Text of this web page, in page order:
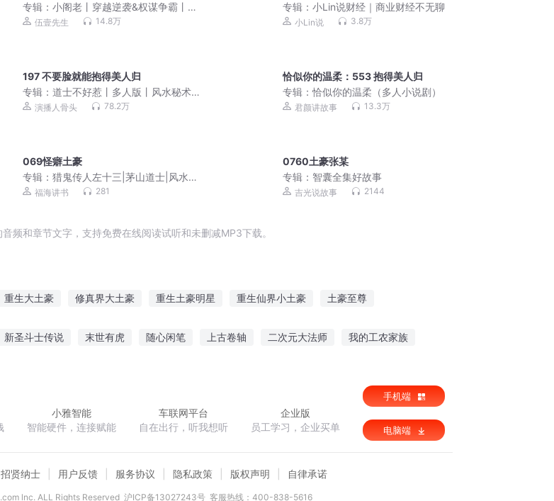
专辑：小阁老丨穿越逆袭&权谋争霸丨精
品多人有声剧
伍壹先生 14.8万
专辑：小Lin说财经｜商业财经不无聊
小Lin说 3.8万
197 不要脸就能抱得美人归
专辑：道士不好惹丨多人版丨风水秘术
丨爆笑丨都市丨悬疑恐怖灵异
演播人骨头 78.2万
恰似你的温柔：553 抱得美人归
专辑：恰似你的温柔（多人小说剧）
君颜讲故事 13.3万
069怪癖土豪
专辑：猎鬼传人左十三|茅山道士|风水灵
异|福海讲书 281
0760土豪张某
专辑： 智囊全集好故事
吉光说故事 2144
频和章节文字，支持免费在线阅读试听和未删减MP3下载。
重生大土豪 修真界大土豪 重生土豪明星 重生仙界小土豪 土豪至尊
新圣斗士传说 末世有虎 随心闲笔 上古卷轴 二次元大法师 我的工农家族
小雅智能
智能硬件，连接赋能
车联网平台
自在出行，听我想听
企业版
员工学习，企业买单
手机端
电脑端
招贤纳士 用户反馈 服务协议 隐私政策 版权声明 自律承诺
lnc. ALL Rights Reserved 沪ICP备13027243号 客服热线：400-838-5616